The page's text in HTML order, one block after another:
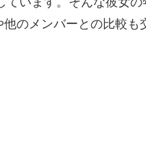
のメンバーとの比較も